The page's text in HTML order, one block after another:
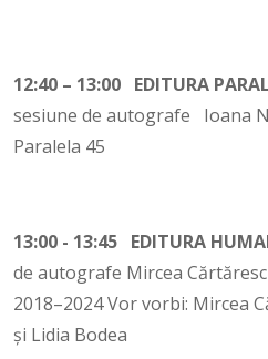
12:40 – 13:00 EDITURA
sesiune de autografe Ioana
Paralela 45
13:00 - 13:45 EDITURA
de autografe Mircea
2018–2024 Vor vorbi: Mircea
și Lidia Bodea